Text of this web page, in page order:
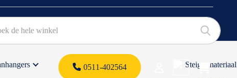
0511-402564 Steigermateriaal